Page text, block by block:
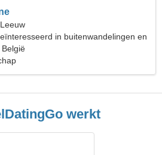
in buitenwandelingen en
werkt